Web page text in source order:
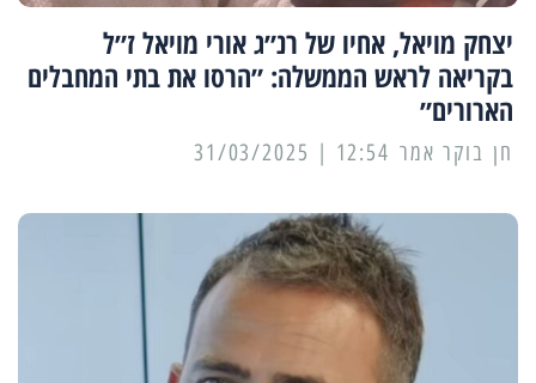
יצחק מויאל, אחיו של רנ״ג אורי מויאל ז״ל
בקריאה לראש הממשלה: ״הרסו את בתי המחבלים
הארורים״
12:54 | 31/03/2025